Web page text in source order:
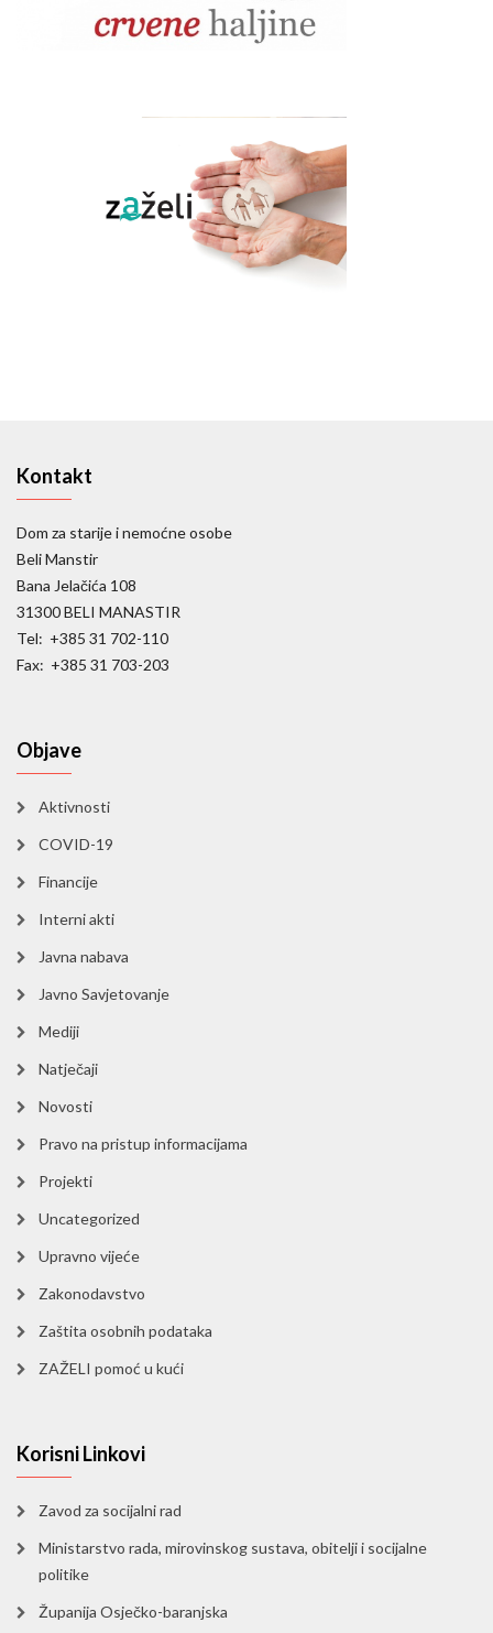
Kontakt
Dom za starije i nemoćne osobe
Beli Manstir
Bana Jelačića 108
31300 BELI MANASTIR
Tel: +385 31 702-110
Fax: +385 31 703-203
Objave
Aktivnosti
COVID-19
Financije
Interni akti
Javna nabava
Javno Savjetovanje
Mediji
Natječaji
Novosti
Pravo na pristup informacijama
Projekti
Uncategorized
Upravno vijeće
Zakonodavstvo
Zaštita osobnih podataka
ZAŽELI pomoć u kući
Korisni Linkovi
Zavod za socijalni rad
Ministarstvo rada, mirovinskog sustava, obitelji i socijalne
politike
Županija Osječko-baranjska